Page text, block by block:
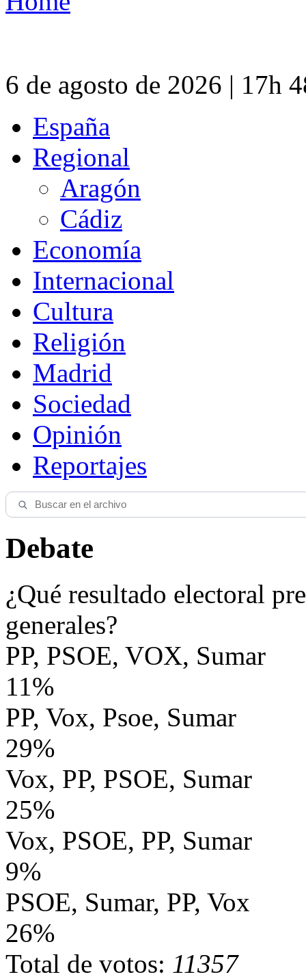
6 de agosto de 2026 | 17h
España
Regional
Aragón
Cádiz
Economía
Internacional
Cultura
Religión
Madrid
Sociedad
Opinión
Reportajes
Debate
¿Qué resultado electoral
generales?
PP, PSOE, VOX, Sumar
11%
PP, Vox, Psoe, Sumar
29%
Vox, PP, PSOE, Sumar
25%
Vox, PSOE, PP, Sumar
9%
PSOE, Sumar, PP, Vox
26%
Total de votos: 11357